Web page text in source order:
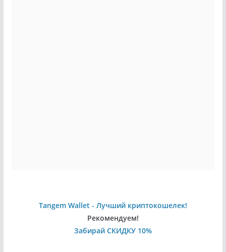
Tangem Wallet - Лучший криптокошелек!
Рекомендуем!
Забирай СКИДКУ 10%